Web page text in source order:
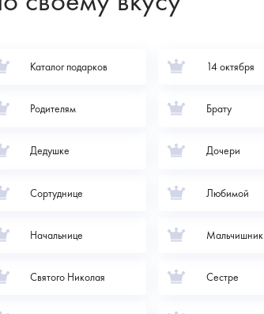
Каталог подарков 14 октября
Родителям Брату
Дедушке Дочери
Сортуднице Любимой
Начальнице Мальчишник
Святого Николая Сестре